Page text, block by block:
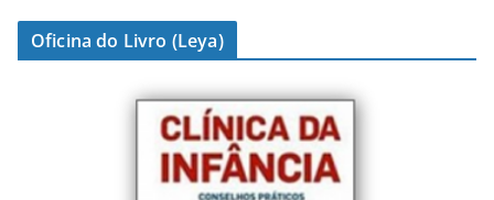
Oficina do Livro (Leya)